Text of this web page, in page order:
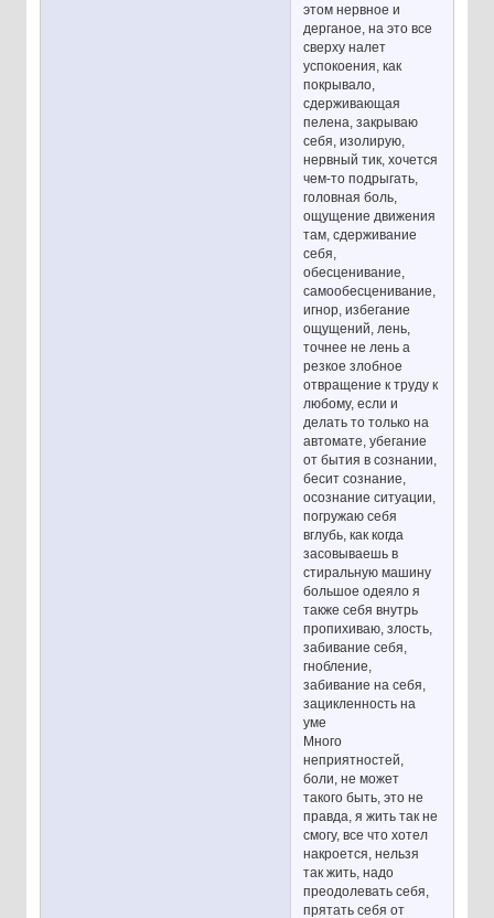
этом нервное и
дерганое, на это все
сверху налет
успокоения, как
покрывало,
сдерживающая
пелена, закрываю
себя, изолирую,
нервный тик, хочется
чем-то подрыгать,
головная боль,
ощущение движения
там, сдерживание
себя,
обесценивание,
самообесценивание,
игнор, избегание
ощущений, лень,
точнее не лень а
резкое злобное
отвращение к труду к
любому, если и
делать то только на
автомате, убегание
от бытия в сознании,
бесит сознание,
осознание ситуации,
погружаю себя
вглубь, как когда
засовываешь в
стиральную машину
большое одеяло я
также себя внутрь
пропихиваю, злость,
забивание себя,
гнобление,
забивание на себя,
зацикленность на
уме
Много
неприятностей,
боли, не может
такого быть, это не
правда, я жить так не
смогу, все что хотел
накроется, нельзя
так жить, надо
преодолевать себя,
прятать себя от